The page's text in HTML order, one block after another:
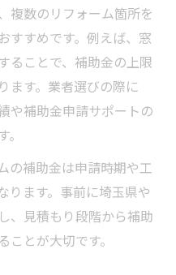
複数のリフォーム箇所を
すすめです。例えば、窓
ることで、補助金の上限
ます。業者選びの際に
や補助金申請サポートの
の補助金は申請時期や工
ります。事前に埼玉県や
、見積もり段階から補助
とが大切です。